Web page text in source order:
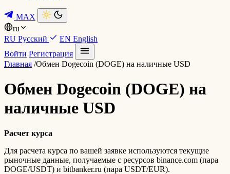
MAX
ru
RU Русский EN English
Войти Регистрация
Главная /Обмен Dogecoin (DOGE) на наличные USD
Обмен Dogecoin (DOGE) на
наличные USD
Расчет курса
Для расчета курса по вашей заявке используются текущие
рыночные данные, получаемые с ресурсов binance.com (пара
DOGE/USDT) и bitbanker.ru (пара USDT/EUR).